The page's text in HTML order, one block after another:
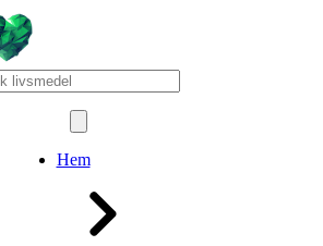
Hem